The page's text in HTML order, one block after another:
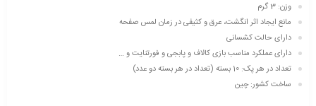
وزن: 3 گرم
مانع ایجاد اثر انگشت، عرق و کثیفی در زمان لمس صفحه
دارای حالت کشسانی
دارای عملکرد مناسب بازی کالاف و پابجی و فورتنایت و …
تعداد در هر پک: 10 بسته (تعداد در هر بسته دو عدد)
ساخت کشور: چین